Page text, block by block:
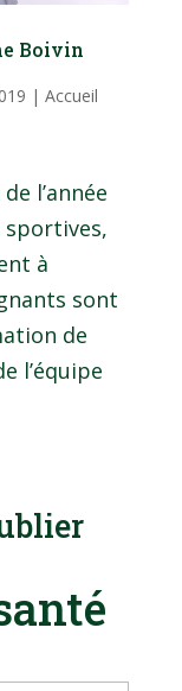
Boivin
| Accueil
l’année
sportives,
à
sont
de
l’équipe